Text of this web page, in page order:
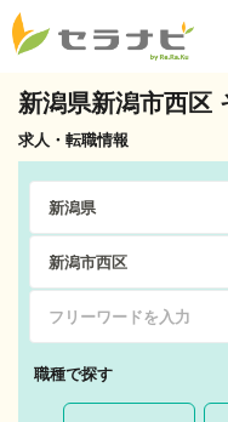
新潟県新潟市西区
求人・転職情報
職種で探す